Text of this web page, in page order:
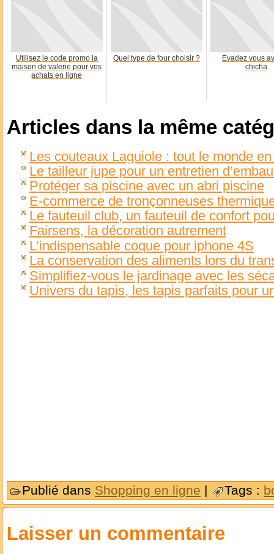
Utilisez le code promo la
maison de valerie pour vos
achats en ligne
Quel type de four choisir ?
Evadez vous
chicha
Articles dans la même
Les couteaux Laguiole : tout le monde
Le tailleur jupe pour un entretien
Protéger sa piscine avec un abri piscine
E-commerce de tronçonneuses
Le fauteuil club, un fauteuil de confort
Fairsens, la décoration autrement
L’indispensable coque pour iphone 4S
La conservation des aliments lors du
Simplifiez-vous le jardinage avec les
Univers du tapis, les tapis parfaits pour
Publié dans Shopping en ligne | Tags :
Laisser un commentaire